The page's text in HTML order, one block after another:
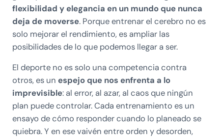
flexibilidad y elegancia en un mundo que nunca
deja de moverse. Porque entrenar el cerebro no es
solo mejorar el rendimiento, es ampliar las
posibilidades de lo que podemos llegar a ser.
El deporte no es solo una competencia contra
otros, es un espejo que nos enfrenta a lo
imprevisible: al error, al azar, al caos que ningún
plan puede controlar. Cada entrenamiento es un
ensayo de cómo responder cuando lo planeado se
quiebra. Y en ese vaivén entre orden y desorden,